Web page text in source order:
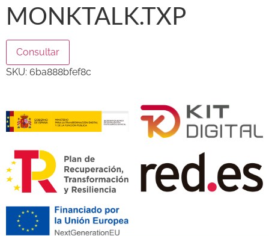
MONKTALK.TXP
Consultar
SKU: 6ba888bfef8c